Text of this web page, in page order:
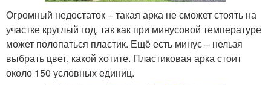
Огромный недостаток – такая арка не сможет стоять на
участке круглый год, так как при минусовой температуре
может полопаться пластик. Ещё есть минус – нельзя
выбрать цвет, какой хотите. Пластиковая арка стоит
около 150 условных единиц.